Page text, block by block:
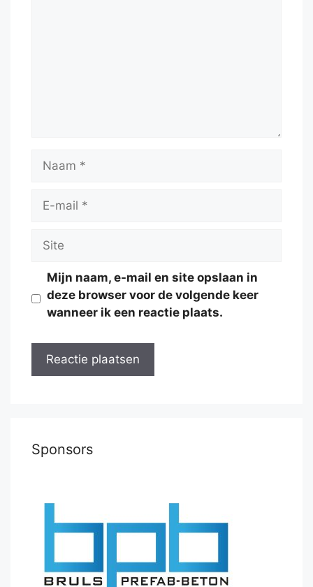
Naam
Site
Mijn naam, e-mail en site opslaan in
deze browser voor de volgende keer
wanneer ik een reactie plaats.
Sponsors